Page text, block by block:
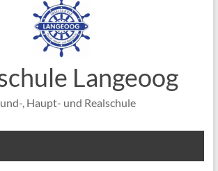
Langeoog
, Haupt- und Realschule